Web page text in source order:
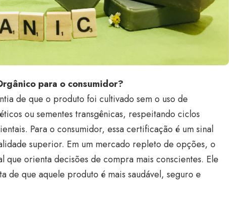
para o consumidor?
de que o produto foi cultivado sem o uso de
ou sementes transgênicas, respeitando ciclos
Para o consumidor, essa certificação é um sinal
superior. Em um mercado repleto de opções, o
que orienta decisões de compra mais conscientes. Ele
de que aquele produto é mais saudável, seguro e